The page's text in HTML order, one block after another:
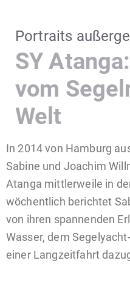
Portraits
SY
vom
Welt
In 2014 von Hamburg
Sabine und Joachim
Atanga mittlerweile in
wöchentlich berichtet
von ihren spannenden
Wasser, dem
einer Langzeitfahrt